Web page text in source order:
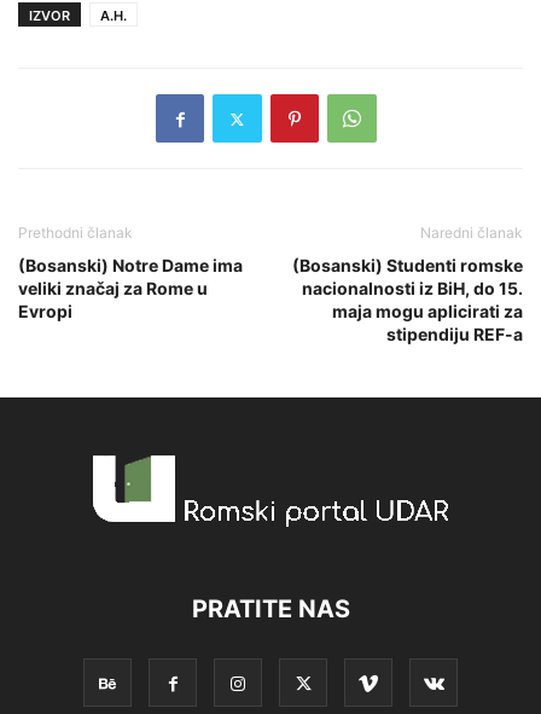
IZVOR A.H.
Prethodni članak
(Bosanski) Notre Dame ima
veliki značaj za Rome u
Evropi
Naredni članak
(Bosanski) Studenti romske
nacionalnosti iz BiH, do 15.
maja mogu aplicirati za
stipendiju REF-a
PRATITE NAS